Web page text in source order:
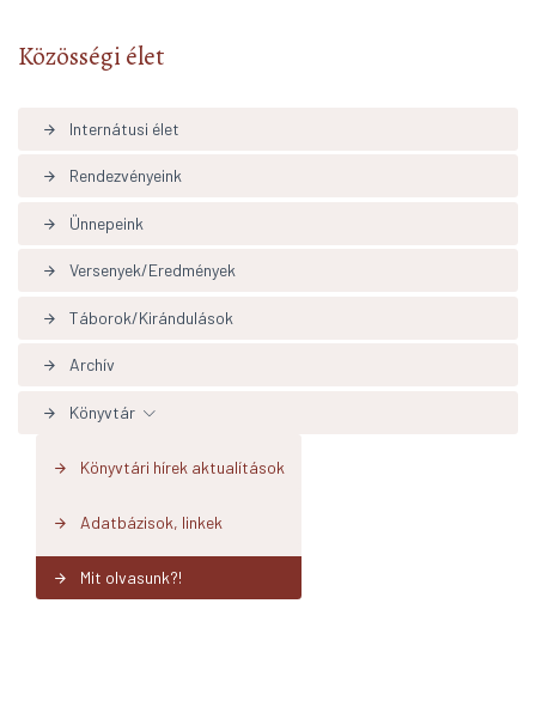
Közösségi élet
arrow_forward Internátusi élet
arrow_forward Rendezvényeink
arrow_forward Ünnepeink
arrow_forward Versenyek/Eredmények
arrow_forward Táborok/Kirándulások
arrow_forward Archív
arrow_forward Könyvtár
arrow_forward Könyvtári hírek aktualítások
arrow_forward Adatbázisok, linkek
arrow_forward Mit olvasunk?!